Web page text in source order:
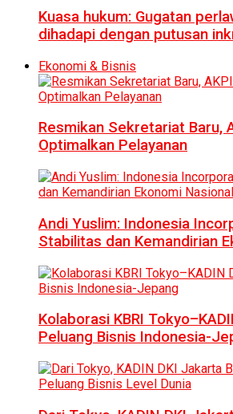
Kuasa hukum: Gugatan
dihadapi dengan putusan
Ekonomi & Bisnis
Resmikan Sekretariat Baru,
Optimalkan Pelayanan
Andi Yuslim: Indonesia
Stabilitas dan Kemandirian
Kolaborasi KBRI
Peluang Bisnis Indonesia-